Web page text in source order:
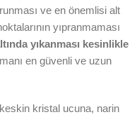
ve en önemlisi alt
yıpranmaması
yıkanması kesinlikle
en güvenli ve uzun
kristal ucuna, narin